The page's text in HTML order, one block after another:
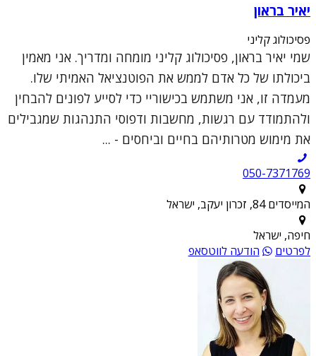
יאיר בראון
פסיכולוג קליני
שמי יאיר בראון, פסיכולוג קליני מומחה ומדריך. אני מאמין
ביכולתו של כל אדם לממש את הפוטנציאל האמיתי שלו.
מעמדה זו, אני משתמש בכישוריי כדי לסייע לפונים להבחין
ולהתמודד עם רגשות, מחשבות ודפוסי התנהגות שמגבילים
את מימוש מטרותיהם בחיים וביחסים - ...
050-7371769
המייסדים 84, זכרון יעקב, ישראל
חיפה, ישראל
לפרטים
הודעה לווטסאפ